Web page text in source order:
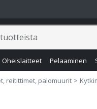
Oheislaitteet Pelaaminen
reitittimet, palomuurit